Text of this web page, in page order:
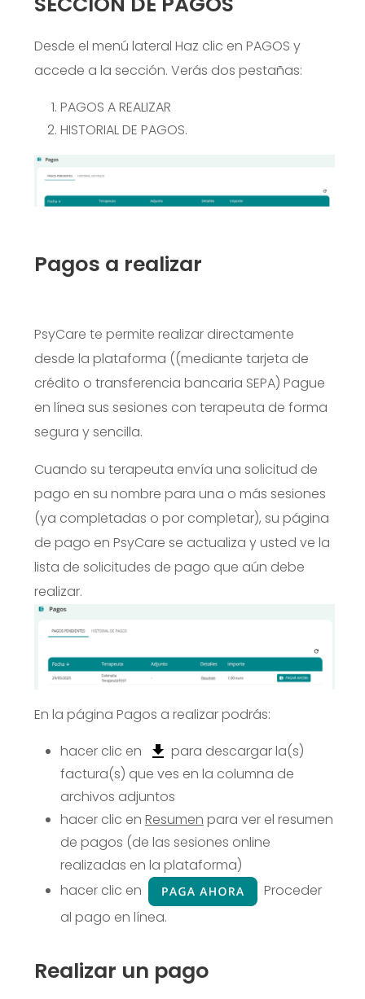
Desde el menú lateral Haz clic en PAGOS y
accede a la sección. Verás dos pestañas:
PAGOS A REALIZAR
HISTORIAL DE PAGOS.
Pagos a realizar
PsyCare te permite realizar directamente
desde la plataforma ((mediante tarjeta de
crédito o transferencia bancaria SEPA) Pague
en línea sus sesiones con terapeuta de forma
segura y sencilla.
Cuando su terapeuta envía una solicitud de
pago en su nombre para una o más sesiones
(ya completadas o por completar), su página
de pago en PsyCare se actualiza y usted ve la
lista de solicitudes de pago que aún debe
realizar.
En la página Pagos a realizar podrás:
hacer clic en
para descargar la(s)
factura(s) que ves en la columna de
archivos adjuntos
hacer clic en Resumen para ver el resumen
de pagos (de las sesiones online
realizadas en la plataforma)
hacer clic en
Proceder
al pago en línea.
Realizar un pago